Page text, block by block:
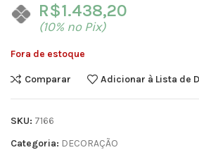
R$1.438,20
(10% no Pix)
Fora de estoque
Comparar Adicionar à Lista de
SKU: 7166
Categoria: DECORAÇÃO